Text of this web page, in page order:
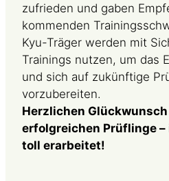
zufrieden und gaben
kommenden
Kyu-Träger werden mit
Trainings nutzen, um das
und sich auf zukünftige
vorzubereiten.
Herzlichen
erfolgreichen Prüflinge –
toll erarbeitet!